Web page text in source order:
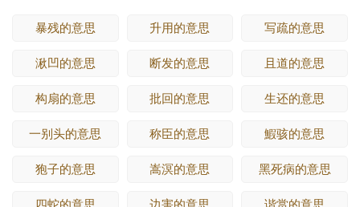
暴残的意思 升用的意思 写疏的意思
湫凹的意思 断发的意思 且道的意思
构扇的意思 批回的意思 生还的意思
一别头的意思 称臣的意思 鰕骇的意思
狍子的意思 嵩溟的意思 黑死病的意思
四蛇的意思 边害的意思 谐赏的意思